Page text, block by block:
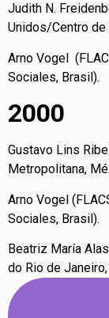
Judith N.
Unidos/Centro
Arno Vogel
Sociales, Brasil).
2000
Gustavo Lins
Metropolitana,
Arno Vogel
Sociales, Brasil).
Beatriz María
do Rio de